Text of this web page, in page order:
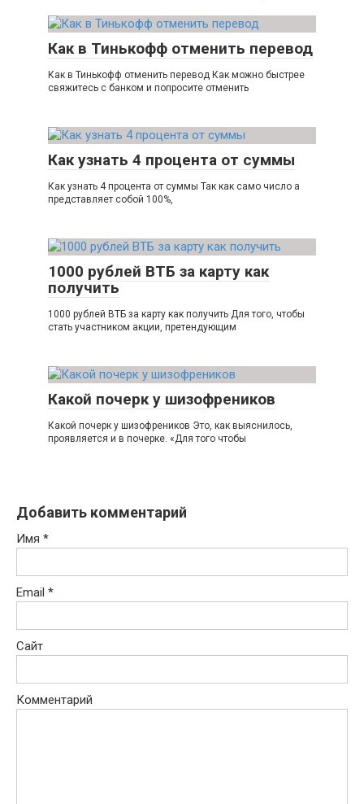
Как в Тинькофф отменить перевод
Как в Тинькофф отменить перевод Как можно быстрее
свяжитесь с банком и попросите отменить
Как узнать 4 процента от суммы
Как узнать 4 процента от суммы Так как само число а
представляет собой 100%,
1000 рублей ВТБ за карту как
получить
1000 рублей ВТБ за карту как получить Для того, чтобы
стать участником акции, претендующим
Какой почерк у шизофреников
Какой почерк у шизофреников Это, как выяснилось,
проявляется и в почерке. «Для того чтобы
Добавить комментарий
Имя *
Email *
Сайт
Комментарий